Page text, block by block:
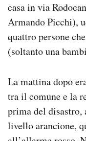
casa in via
Armando Picchi),
quattro persone
(soltanto una
La mattina dopo
tra il comune e la
prima del disastro,
livello arancione,